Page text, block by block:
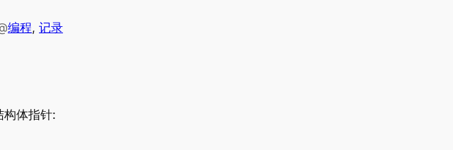
编程, 记录
构体指针: